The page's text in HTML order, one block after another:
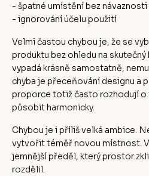
- špatné umístění bez
- ignorování účelu použití
Velmi častou chybou je, že se
produktu bez ohledu na
vypadá krásně samostatně,
chyba je přeceňování designu a
proporce totiž často rozhodují o
působit harmonicky.
Chybou je i příliš velká ambice.
vytvořit téměř novou místnost.
jemnější předěl, který prostor
rozdělil.